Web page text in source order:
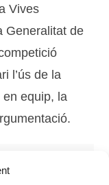
Vives
Generalitat de
l’ús de la
equip, la